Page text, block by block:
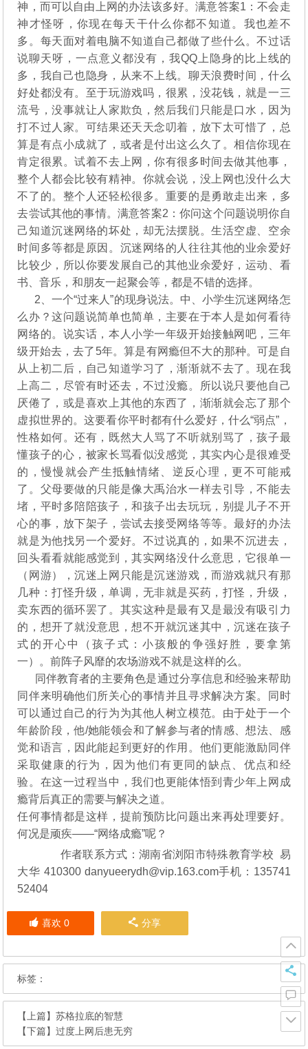
神，而可以自由上网的办法该多好。满意答案1：不会走
神才怪呀，你现在每天干什么你都不知道。我也差不
多。每天面对着电脑不知道自己都做了些什么。不过话
说聊天呀，一点意义都没有，我QQ上隐身的比上线的
多，我自己也隐身，从来不上线。聊天浪费时间，什么
好处都没有。至于玩游戏吗，很累，没花钱，就是一三
流号，没事就让人家欺负，然后我们只能是口水，因为
打不过人家。可结果还天天念叨着，放下太可惜了，总
算是有点小成就了，或者是付出这么久了。相信你现在
肯定很累。试着不去上网，你有很多时间去做其他事，
整个人都会比较有精神。你就会说，没上网也没什么大
不了的。整个人还轻松很多。重要的是勇敢走出来，多
去尝试其他的事情。满意答案2：你问这个问题说明你自
己知道沉迷网络的坏处，却无法摆脱。生活空虚、空余
时间多等都是原因。沉迷网络的人往往其他的业余爱好
比较少，所以你要发展自己的其他业余爱好，运动、看
书、音乐，和朋友一起聚会等，都是不错的选择。
2、一个“过来人”的现身说法。中、小学生沉迷网络怎
么办？这问题说简单也简单，主要在于本人是如何看待
网络的。说实话，本人小学一年级开始接触网吧，三年
级开始去，去了5年。算是有网瘾但不大的那种。可是自
从上初二后，自己知道学习了，渐渐就不去了。现在我
上高二，尽管有时还去，不过没瘾。所以说只要他自己
厌倦了，或是喜欢上其他的东西了，渐渐就会忘了那个
虚拟世界的。这要看你平时都有什么爱好，什么“弱点”，
性格如何。还有，既然大人骂了不听就别骂了，孩子最
懂孩子的心，被家长骂看似没感觉，其实内心是很难受
的，慢慢就会产生抵触情绪、逆反心理，更不可能戒
了。父母要做的只能是像大禹治水一样去引导，不能去
堵，平时多陪陪孩子，和孩子出去玩玩，别提儿子不开
心的事，放下架子，尝试去接受网络等等。最好的办法
就是为他找另一个爱好。不过说真的，如果不沉进去，
回头看看就能感觉到，其实网络没什么意思，它很单一
（网游），沉迷上网只能是沉迷游戏，而游戏就只有那
几种：打怪升级，单调，无非就是买药，打怪，升级，
卖东西的循环罢了。其实这种是最有又是最没有吸引力
的，想开了就没意思，想不开就沉迷其中，沉迷在孩子
式的开心中（孩子式：小孩般的争强好胜，要拿第
一）。前阵子风靡的农场游戏不就是这样的么。
同伴教育者的主要角色是通过分享信息和经验来帮助
同伴来明确他们所关心的事情并且寻求解决方案。同时
可以通过自己的行为为其他人树立模范。由于处于一个
年龄阶段，他/她能领会和了解参与者的情感、想法、感
觉和语言，因此能起到更好的作用。他们更能激励同伴
采取健康的行为，因为他们有更同的缺点、优点和经
验。在这一过程当中，我们也更能体悟到青少年上网成
瘾背后真正的需要与解决之道。
任何事情都是这样，提前预防比问题出来再处理要好。
何况是顽疾——“网络成瘾”呢？
作者联系方式：湖南省浏阳市特殊教育学校 易
大华 410300 danyueerydh@vip.163.com手机：135741
52404
喜欢 0 分享
标签：
【上篇】苏格拉底的智慧
【下篇】过度上网后患无穷